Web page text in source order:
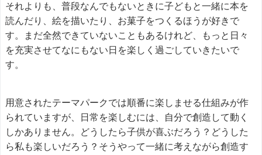
それよりも、普段なんでもないときに子どもと一緒に本を
読んだり、絵を描いたり、お菓子をつくるほうが好きで
す。まだ全然できていないこともあるけれど、もっと日々
を充実させてなにもない日を楽しく過ごしていきたいで
す。
用意されたテーマパークでは順番に楽しませる仕組みが作
られていますが、日常を楽しむには、自分で創造して動く
しかありません。どうしたら子供が喜ぶだろう？どうした
ら私も楽しいだろう？そうやって一緒に考えながら創造す